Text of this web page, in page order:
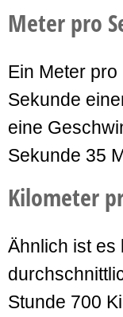
Meter pro
Ein Meter
Sekunde
eine
Sekunde 35
Kilometer
Ähnlich ist es
Stunde 700